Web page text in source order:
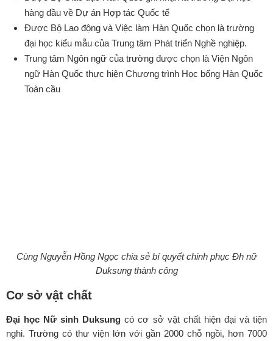
hàng đầu về Dự án Hợp tác Quốc tế
Được Bộ Lao động và Việc làm Hàn Quốc chọn là trường
đại học kiểu mẫu của Trung tâm Phát triển Nghề nghiệp.
Trung tâm Ngôn ngữ của trường được chọn là Viện Ngôn
ngữ Hàn Quốc thực hiện Chương trình Học bổng Hàn Quốc
Toàn cầu
Cùng Nguyễn Hồng Ngọc chia sẻ bí quyết chinh phục Đh nữ
Duksung thành công
Cơ sở vật chất
Đại học Nữ sinh Duksung có cơ sở vật chất hiện đại và tiện
nghi. Trường có thư viện lớn với gần 2000 chỗ ngồi, hơn 7000